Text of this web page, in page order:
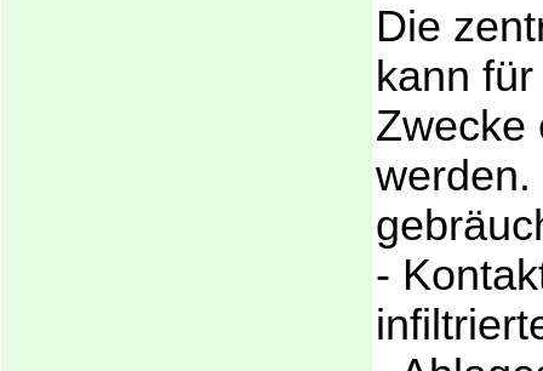
Die
kann
Zwecke
werden.
-